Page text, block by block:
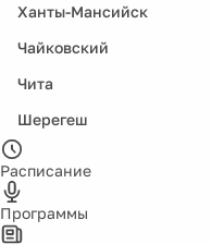
Ханты-Мансийск
Чайковский
Чита
Шерегеш
Расписание
Программы